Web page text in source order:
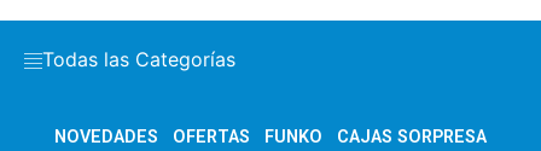
Todas las Categorías
NOVEDADES OFERTAS FUNKO CAJAS SORPRESA